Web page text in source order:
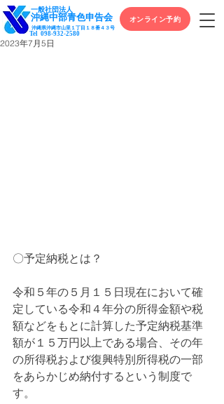
​沖縄中部青色申告会
一般社団法人
沖縄県沖縄市山里１丁目１８番４３号
Tel 098-932-2580
オンライン予約
2023年7月5日
〇予定納税とは？
令和５年の５月１５日現在において確
定している令和４年分の所得金額や税
額などをもとに計算した予定納税基準
額が１５万円以上である場合、その年
の所得税および復興特別所得税の一部
をあらかじめ納付するという制度で
す。